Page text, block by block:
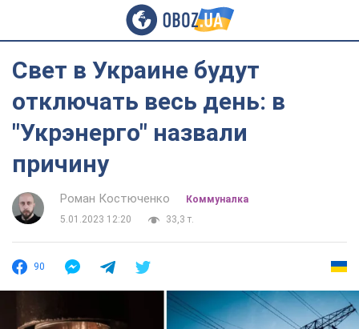
Свет в Украине будут
отключать весь день: в
"Укрэнерго" назвали
причину
Роман Костюченко
Коммуналка
5.01.2023 12:20
33,3 т.
90